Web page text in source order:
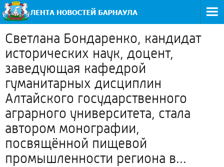
Светлана Бондаренко, кандидат
исторических наук, доцент,
заведующая кафедрой
гуманитарных дисциплин
Алтайского государственного
аграрного университета, стала
автором монографии,
посвящённой пищевой
промышленности региона в...